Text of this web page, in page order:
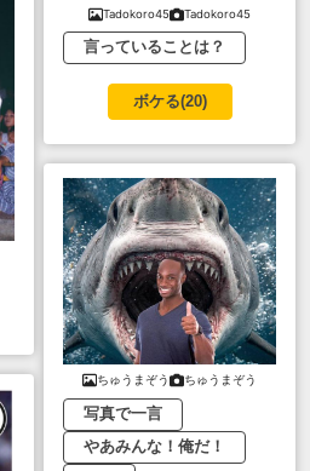
Tadokoro45 Tadokoro45
言っていることは？
ボケる(20)
ちゅうまぞう ちゅうまぞう
写真で一言
やあみんな！俺だ！